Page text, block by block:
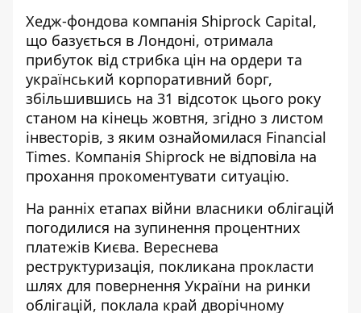
Хедж-фондова компанія Shiprock Capital,
що базується в Лондоні, отримала
прибуток від стрибка цін на ордери та
український корпоративний борг,
збільшившись на 31 відсоток цього року
станом на кінець жовтня, згідно з листом
інвесторів, з яким ознайомилася Financial
Times. Компанія Shiprock не відповіла на
прохання прокоментувати ситуацію.
На ранніх етапах війни власники облігацій
погодилися на зупинення процентних
платежів Києва. Вереснева
реструктуризація, покликана прокласти
шлях для повернення України на ринки
облігацій, поклала край дворічному